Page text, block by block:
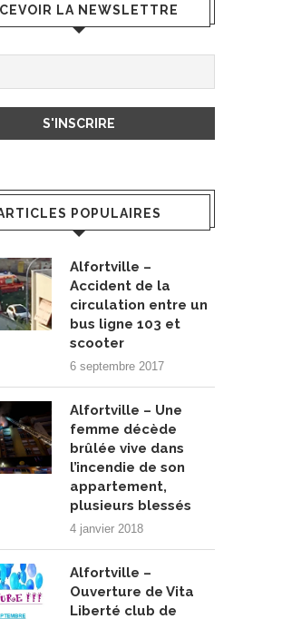
LA NEWSLETTRE
POPULAIRES
Alfortville –
Accident de la
circulation entre un
bus ligne 103 et
scooter
6 septembre 2017
Alfortville – Une
femme décède
brûlée vive dans
l’incendie de son
appartement,
plusieurs blessés
4 janvier 2018
Alfortville –
Ouverture de Vita
Liberté club de